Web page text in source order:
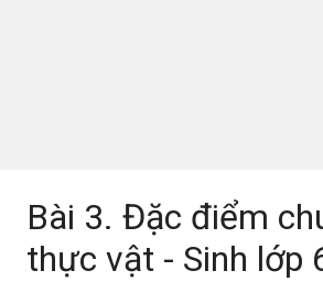
Bài 3. Đặc điểm
thực vật - Sinh lớp